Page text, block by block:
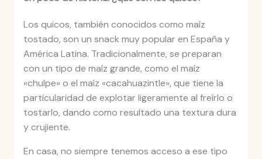
Los quicos, también conocidos como maíz
tostado, son un snack muy popular en España y
América Latina. Tradicionalmente, se preparan
con un tipo de maíz grande, como el maíz
«chulpe» o el maíz «cacahuazintle», que tiene la
particularidad de explotar ligeramente al freírlo o
tostarlo, dando como resultado una textura dura
y crujiente.
En casa, no siempre tenemos acceso a ese tipo